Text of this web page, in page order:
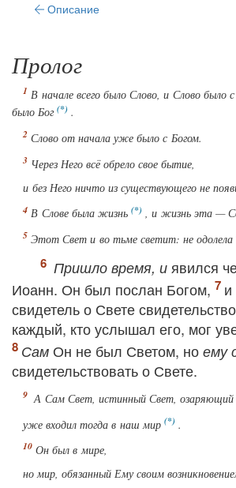
Описание
Пролог
В начале всего было Слово, и Слово было
было Бог
.
Слово от начала уже было с Богом.
Через Него всё обрело свое бытие,
и без Него ничто из существующего не
В Слове была жизнь
, и жизнь эта —
Этот Свет и во тьме светит: не одолела
Пришло время, и явился
Иоанн. Он был послан Богом,
свидетель о Свете
каждый, кто услышал его, мог
Сам Он не был Светом, но ему
свидетельствовать о Свете.
А Сам Свет , истинный Свет, озаряющий
уже входил тогда в наш мир
.
Он был в мире,
но мир, обязанный Ему своим